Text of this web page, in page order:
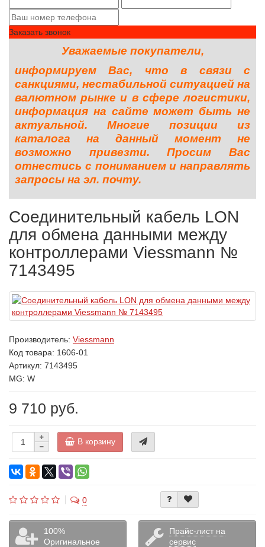
Заказать звонок
Уважаемые покупатели,
информируем Вас, что в связи с
санкциями, нестабильной ситуацией на
валютном рынке и в сфере логистики,
информация на сайте может быть не
актуальной. Многие позиции из
каталога на данный момент не
возможно привезти. Просим Вас
отнестись с пониманием и направлять
запросы на эл. почту.
Соединительный кабель LON
для обмена данными между
контроллерами Viessmann №
7143495
Производитель: Viessmann
Код товара: 1606-01
Артикул: 7143495
MG: W
9 710 руб.
В корзину
0
100%
Оригинальное
Прайс-лист на
сервис